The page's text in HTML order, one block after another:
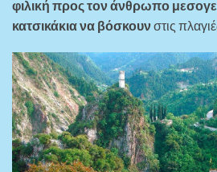
φιλική προς τον άνθρωπο
κατσικάκια να βόσκουνστις